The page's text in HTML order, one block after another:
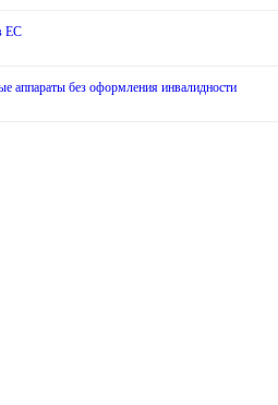
ЕС
аппараты без оформления инвалидности